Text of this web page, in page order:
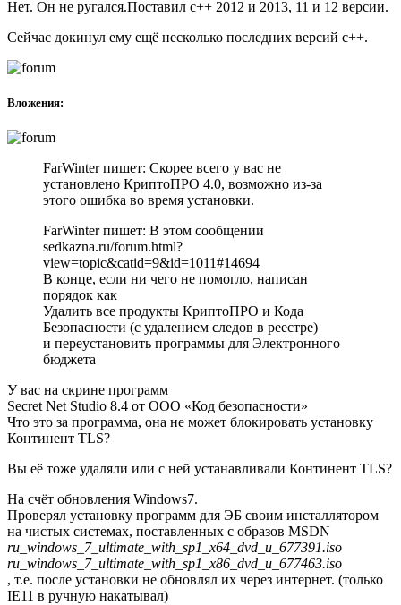
Нет. Он не ругался.Поставил с++ 2012 и 2013, 11 и 12 версии.
Сейчас докинул ему ещё несколько последних версий с++.
Вложения:
FarWinter пишет: Скорее всего у вас не
установлено КриптоПРО 4.0, возможно из-за
этого ошибка во время установки.
FarWinter пишет: В этом сообщении
sedkazna.ru/forum.html?
view=topic&catid=9&id=1011#14694
В конце, если ни чего не помогло, написан
порядок как
Удалить все продукты КриптоПРО и Кода
Безопасности (с удалением следов в реестре)
и переустановить программы для Электронного
бюджета
У вас на скрине программ
Secret Net Studio 8.4 от ООО «Код безопасности»
Что это за программа, она не может блокировать установку
Континент TLS?
Вы её тоже удаляли или с ней устанавливали Континент TLS?
На счёт обновления Windows7.
Проверял установку программ для ЭБ своим инсталлятором
на чистых системах, поставленных с образов MSDN
ru_windows_7_ultimate_with_sp1_x64_dvd_u_677391.iso
ru_windows_7_ultimate_with_sp1_x86_dvd_u_677463.iso
, т.е. после установки не обновлял их через интернет. (только
IE11 в ручную накатывал)